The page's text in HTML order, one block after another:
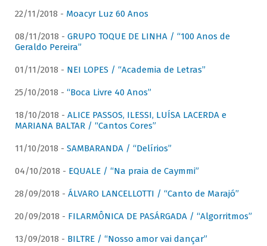
22/11/2018 - Moacyr Luz 60 Anos
08/11/2018 - GRUPO TOQUE DE LINHA / “100 Anos de
Geraldo Pereira”
01/11/2018 - NEI LOPES / “Academia de Letras”
25/10/2018 - “Boca Livre 40 Anos”
18/10/2018 - ALICE PASSOS, ILESSI, LUÍSA LACERDA e
MARIANA BALTAR / “Cantos Cores”
11/10/2018 - SAMBARANDA / “Delírios”
04/10/2018 - EQUALE / “Na praia de Caymmi”
28/09/2018 - ÁLVARO LANCELLOTTI / “Canto de Marajó”
20/09/2018 - FILARMÔNICA DE PASÁRGADA / “Algorritmos”
13/09/2018 - BILTRE / “Nosso amor vai dançar”